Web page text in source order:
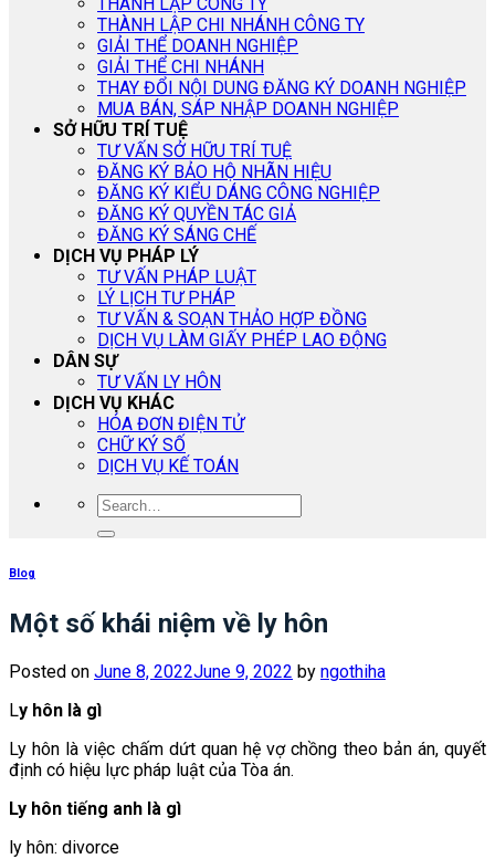
THÀNH LẬP CHI NHÁNH CÔNG TY
GIẢI THỂ DOANH NGHIỆP
GIẢI THỂ CHI NHÁNH
THAY ĐỔI NỘI DUNG ĐĂNG KÝ DOANH NGHIỆP
MUA BÁN, SÁP NHẬP DOANH NGHIỆP
SỞ HỮU TRÍ TUỆ
TƯ VẤN SỞ HỮU TRÍ TUỆ
ĐĂNG KÝ BẢO HỘ NHÃN HIỆU
ĐĂNG KÝ KIỂU DÁNG CÔNG NGHIỆP
ĐĂNG KÝ QUYỀN TÁC GIẢ
ĐĂNG KÝ SÁNG CHẾ
DỊCH VỤ PHÁP LÝ
TƯ VẤN PHÁP LUẬT
LÝ LỊCH TƯ PHÁP
TƯ VẤN & SOẠN THẢO HỢP ĐỒNG
DỊCH VỤ LÀM GIẤY PHÉP LAO ĐỘNG
DÂN SỰ
TƯ VẤN LY HÔN
DỊCH VỤ KHÁC
HÓA ĐƠN ĐIỆN TỬ
CHỮ KÝ SỐ
DỊCH VỤ KẾ TOÁN
Blog
Một số khái niệm về ly hôn
Posted on June 8, 2022June 9, 2022 by ngothiha
Ly hôn là gì
Ly hôn là việc chấm dứt quan hệ vợ chồng theo bản án, quyết
định có hiệu lực pháp luật của Tòa án.
Ly hôn tiếng anh là gì
ly hôn: divorce